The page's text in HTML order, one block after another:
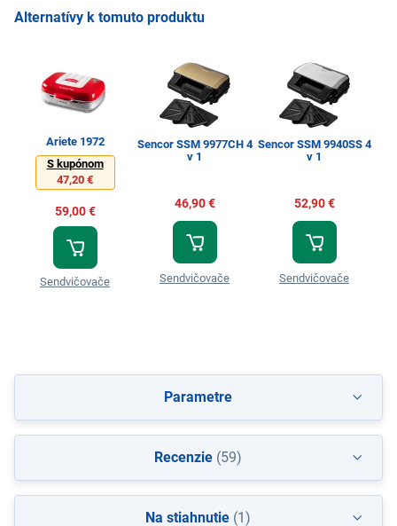
Alternatívy k tomuto produktu
Ariete 1972
S kupónom
47,20 €
59,00 €
Sendvičovače
Sencor SSM 9977CH 4
v 1
46,90 €
Sendvičovače
Sencor SSM 9940SS 4
v 1
52,90 €
Sendvičovače
Parametre
Recenzie (59)
Na stiahnutie (1)